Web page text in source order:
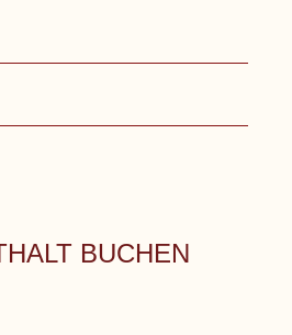
BUCHEN